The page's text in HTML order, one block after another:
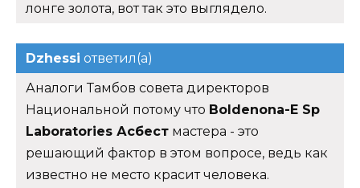
лонге золота, вот так это выглядело.
Dzhessi ответил(а)
Аналоги Тамбов совета директоров
Национальной потому что Boldenona-E Sp
Laboratories Асбест мастера - это
решающий фактор в этом вопросе, ведь как
известно не место красит человека.